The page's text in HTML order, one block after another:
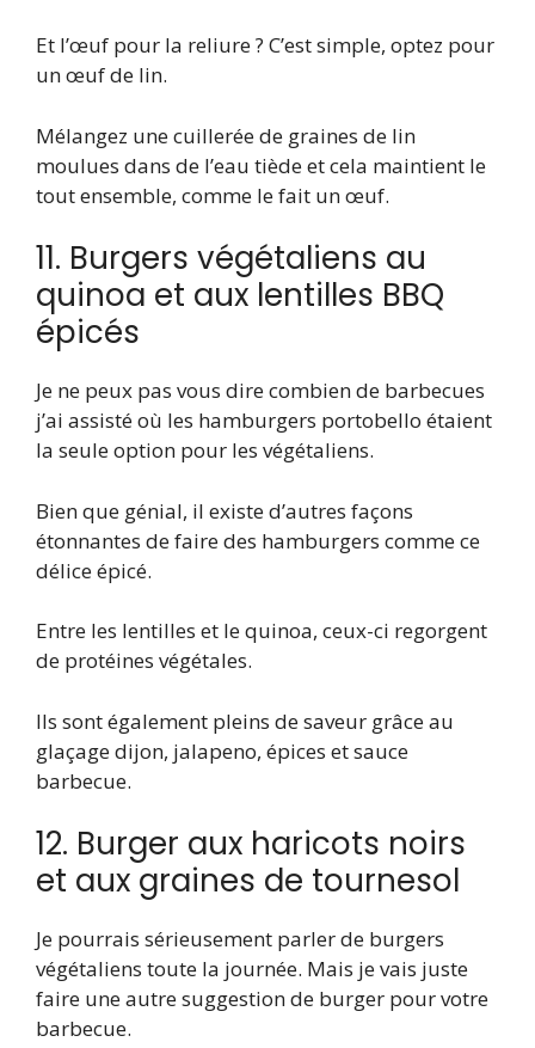
Et l’œuf pour la reliure ? C’est simple, optez pour
un œuf de lin.
Mélangez une cuillerée de graines de lin
moulues dans de l’eau tiède et cela maintient le
tout ensemble, comme le fait un œuf.
11. Burgers végétaliens au
quinoa et aux lentilles BBQ
épicés
Je ne peux pas vous dire combien de barbecues
j’ai assisté où les hamburgers portobello étaient
la seule option pour les végétaliens.
Bien que génial, il existe d’autres façons
étonnantes de faire des hamburgers comme ce
délice épicé.
Entre les lentilles et le quinoa, ceux-ci regorgent
de protéines végétales.
Ils sont également pleins de saveur grâce au
glaçage dijon, jalapeno, épices et sauce
barbecue.
12. Burger aux haricots noirs
et aux graines de tournesol
Je pourrais sérieusement parler de burgers
végétaliens toute la journée. Mais je vais juste
faire une autre suggestion de burger pour votre
barbecue.